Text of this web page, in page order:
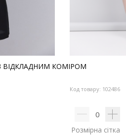
ВІДКЛАДНИМ КОМІРОМ
Код товару: 102486
0
Розмірна сітка